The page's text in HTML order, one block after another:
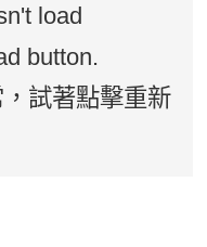
load
button.
試著點擊重新